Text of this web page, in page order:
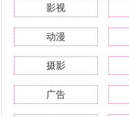
影视
动漫
摄影
广告